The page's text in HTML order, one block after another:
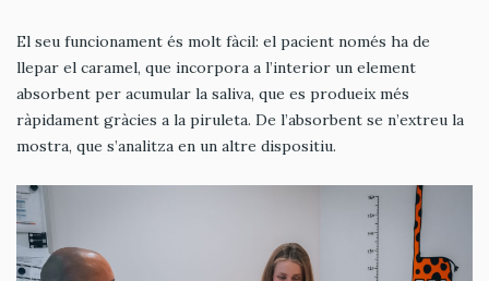
El seu funcionament és molt fàcil: el pacient només ha de
llepar el caramel, que incorpora a l’interior un element
absorbent per acumular la saliva, que es produeix més
ràpidament gràcies a la piruleta. De l’absorbent se n’extreu la
mostra, que s’analitza en un altre dispositiu.